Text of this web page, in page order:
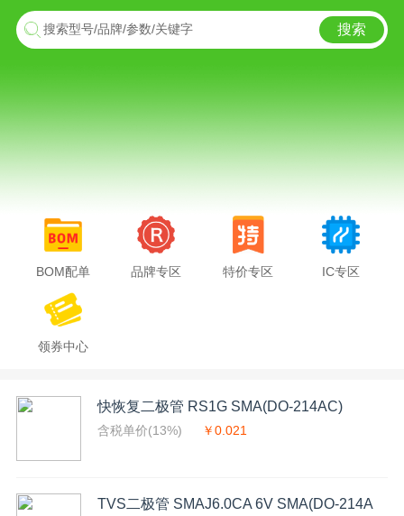
搜索型号/品牌/参数/关键字 搜索
BOM配单 品牌专区 特价专区 IC专区
领券中心
快恢复二极管 RS1G SMA(DO-214AC)
含税单价(13%) ￥0.021
TVS二极管 SMAJ6.0CA 6V SMA(DO-214A